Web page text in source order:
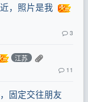
，照片是我
3
江苏
11
固定交往朋友